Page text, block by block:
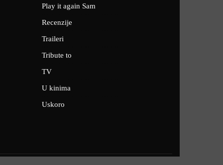
Play it again Sam
Recenzije
Traileri
Tribute to
TV
U kinima
Uskoro